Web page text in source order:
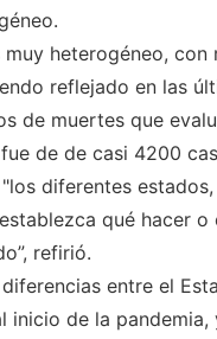
heterogéneo,
reflejado en las
de muertes que
de de casi 4200
diferentes
qué hacer
refirió.
entre el
inicio de la